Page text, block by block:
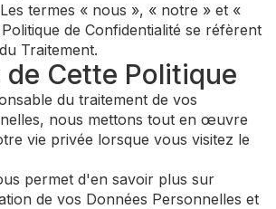
termes « nous », « notre » et «
de Confidentialité se réfèrent
Traitement.
de Cette Politique
du traitement de vos
nous mettons tout en œuvre
vie privée lorsque vous visitez le
permet d'en savoir plus sur
de vos Données Personnelles et